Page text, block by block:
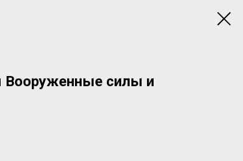
силы и